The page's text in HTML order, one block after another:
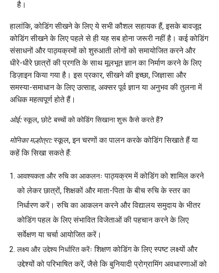
है।
हालांकि, कोडिंग सीखने के लिए ये सभी कौशल सहायक हैं, इसके बावजूद
कोडिंग सीखने के लिए पहले से ही यह सब होना जरूरी नहीं है। कई कोडिंग
संसाधनों और पाठ्यक्रमों को शुरुआती लोगों को समायोजित करने और
धीरे-धीरे छात्रों की प्रगति के साथ मूलभूत ज्ञान का निर्माण करने के लिए
डिज़ाइन किया गया है। इस प्रकार, सीखने की इच्छा, जिज्ञासा और
समस्या-समाधान के लिए उत्साह, अक्सर पूर्व ज्ञान या अनुभव की तुलना में
अधिक महत्वपूर्ण होते हैं।
ओई:स्कूल, छोटे बच्चों को कोडिंग सिखाना शुरू कैसे करते हैं?
मोनिका मल्होत्रा: स्कूल, इन चरणों का पालन करके कोडिंग सिखाते हैं या
कहें कि सिखा सकते हैं:
आवश्यकता और रुचि का आकलनः पाठ्यक्रम में कोडिंग को शामिल करने
को लेकर छात्रों, शिक्षकों और माता-पिता के बीच रुचि के स्तर का
निर्धारण करें। रुचि का आकलन करने और विद्यालय समुदाय के भीतर
कोडिंग पहल के लिए संभावित विजेताओं की पहचान करने के लिए
सर्वेक्षण या चर्चा आयोजित करें।
लक्ष्य और उद्देश्य निर्धारित करेंः शिक्षण कोडिंग के लिए स्पष्ट लक्ष्यों और
उद्देश्यों को परिभाषित करें, जैसे कि बुनियादी प्रोग्रामिंग अवधारणाओं को